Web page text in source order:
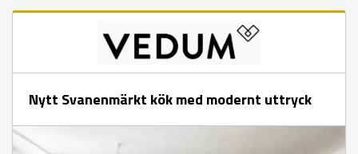
Nytt Svanenmärkt kök med modernt uttryck